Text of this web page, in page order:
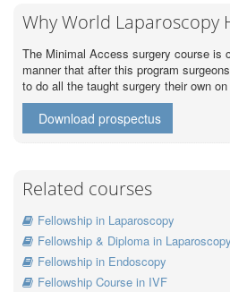
Why World Laparoscopy
The Minimal Access surgery course is
manner that after this program
to do all the taught surgery their own
Download prospectus
Related courses
Fellowship in Laparoscopy
Fellowship & Diploma in Laparoscopy
Fellowship in Endoscopy
Fellowship Course in IVF